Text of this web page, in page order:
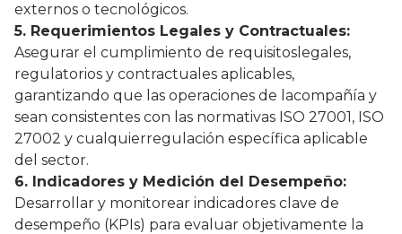
externos o tecnológicos.
5. Requerimientos Legales y Contractuales:
Asegurar el cumplimiento de requisitoslegales,
regulatorios y contractuales aplicables,
garantizando que las operaciones de lacompañía y
sean consistentes con las normativas ISO 27001, ISO
27002 y cualquierregulación específica aplicable
del sector.
6. Indicadores y Medición del Desempeño:
Desarrollar y monitorear indicadores clave de
desempeño (KPIs) para evaluar objetivamente la